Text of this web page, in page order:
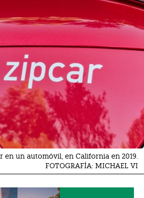
en un automóvil, en California en 2019.
FOTOGRAFÍA: MICHAEL VI